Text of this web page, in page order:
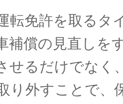
転免許を取るタ
補償の見直しを
せるだけでなく
り外すことで、